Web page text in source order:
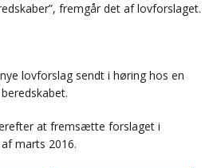
fremgår det af lovforslaget.
lovforslag sendt i høring hos en
at fremsætte forslaget i
marts 2016.